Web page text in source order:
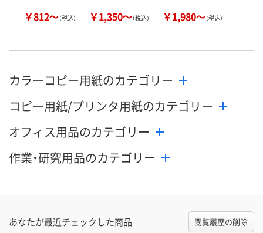
￥812～（税込） ￥1,350～（税込） ￥1,980～（税込）
カラーコピー用紙のカテゴリー
コピー用紙/プリンタ用紙のカテゴリー
オフィス用品のカテゴリー
作業・研究用品のカテゴリー
あなたが最近チェックした商品 閲覧履歴の削除